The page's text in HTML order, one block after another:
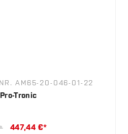
AM65-20-046-01-22
Tronic
447,44 €*